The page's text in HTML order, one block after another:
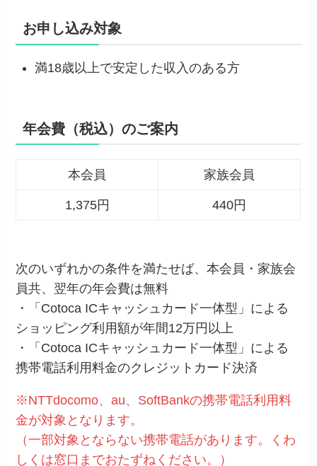
お申し込み対象
満18歳以上で安定した収入のある方
年会費（税込）のご案内
本会員 家族会員
1,375円 440円
次のいずれかの条件を満たせば、本会員・家族会
員共、翌年の年会費は無料
・「Cotoca ICキャッシュカード一体型」による
ショッピング利用額が年間12万円以上
・「Cotoca ICキャッシュカード一体型」による
携帯電話利用料金のクレジットカード決済
※NTTdocomo、au、SoftBankの携帯電話利用料
金が対象となります。
（一部対象とならない携帯電話があります。くわ
しくは窓口までおたずねください。）